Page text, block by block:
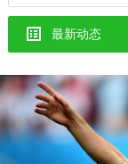
最新动态